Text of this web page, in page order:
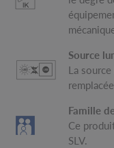
Source
La
Famille
Ce
SLV.